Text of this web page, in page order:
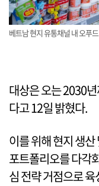
베트남 현지 유통채널 내 오푸
대상은 오는 2030
다고 12일 밝혔다.
이를 위해 현지 생
포트폴리오를 다각
심 전략 거점으로